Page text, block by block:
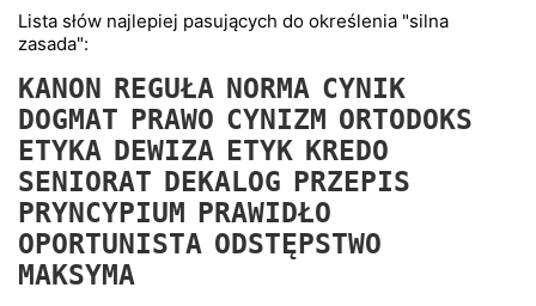
FORUM
Lista słów najlepiej pasujących do określenia "silna
zasada":
KANON REGUŁA NORMA CYNIK
DOGMAT PRAWO CYNIZM ORTODOKS
ETYKA DEWIZA ETYK KREDO
SENIORAT DEKALOG PRZEPIS
PRYNCYPIUM PRAWIDŁO
OPORTUNISTA ODSTĘPSTWO
MAKSYMA